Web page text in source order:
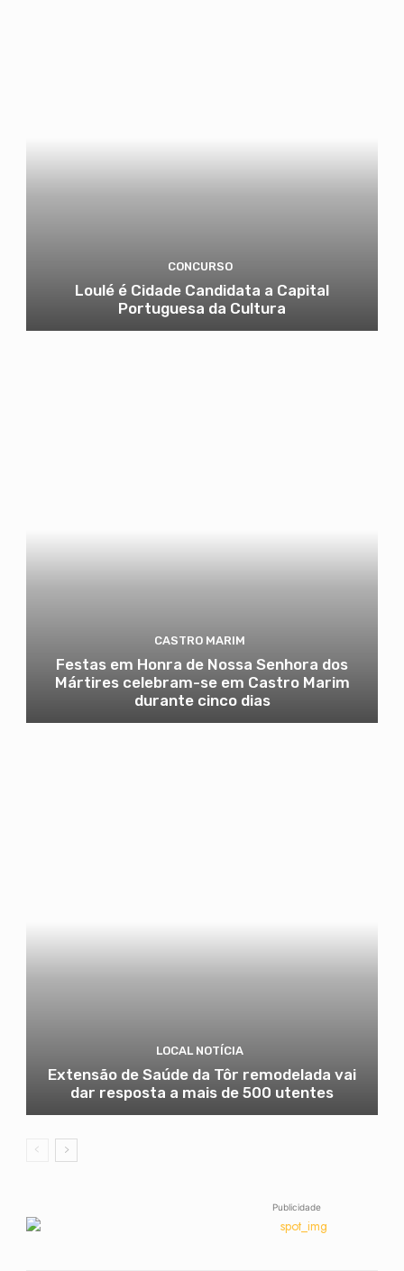
CONCURSO
Loulé é Cidade Candidata a Capital
Portuguesa da Cultura
CASTRO MARIM
Festas em Honra de Nossa Senhora dos
Mártires celebram-se em Castro Marim
durante cinco dias
LOCAL NOTÍCIA
Extensão de Saúde da Tôr remodelada vai
dar resposta a mais de 500 utentes
Publicidade